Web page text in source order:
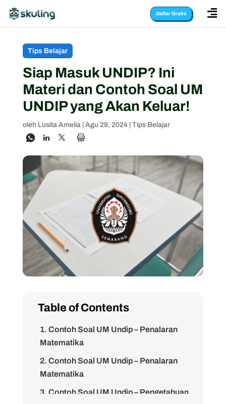
Daftar Gratis 
Tips Belajar
Siap Masuk UNDIP? Ini
Materi dan Contoh Soal UM
UNDIP yang Akan Keluar!
oleh Lusita Amelia| Agu 29, 2024| Tips Belajar
Table of Contents
1. Contoh Soal UM Undip – Penalaran
Matematika
2. Contoh Soal UM Undip – Penalaran
Matematika
3. Contoh Soal UM Undip – Pengetahuan